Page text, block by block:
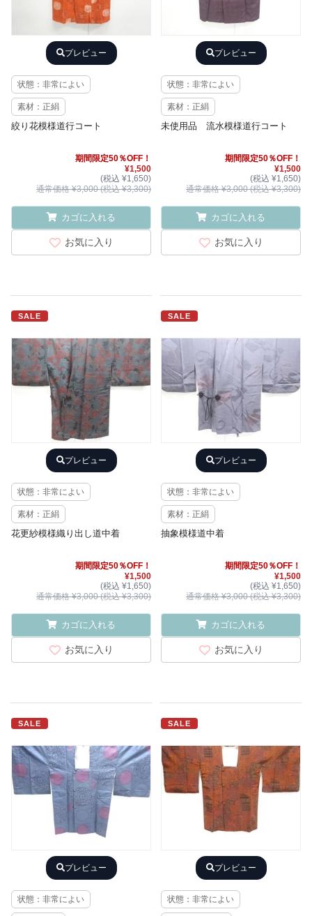
プレビュー
状態：非常によい
素材：正絹
絞り花模様道行コート
期間限定50％OFF！
¥1,500
(税込 ¥1,650)
通常価格 ¥3,000 (税込 ¥3,300)
カゴに入れる
お気に入り
プレビュー
状態：非常によい
素材：正絹
未使用品 流水模様道行コート
期間限定50％OFF！
¥1,500
(税込 ¥1,650)
通常価格 ¥3,000 (税込 ¥3,300)
カゴに入れる
お気に入り
SALE
プレビュー
状態：非常によい
素材：正絹
花更紗模様織り出し道中着
期間限定50％OFF！
¥1,500
(税込 ¥1,650)
通常価格 ¥3,000 (税込 ¥3,300)
カゴに入れる
お気に入り
SALE
プレビュー
状態：非常によい
素材：正絹
抽象模様道中着
期間限定50％OFF！
¥1,500
(税込 ¥1,650)
通常価格 ¥3,000 (税込 ¥3,300)
カゴに入れる
お気に入り
SALE
プレビュー
状態：非常によい
SALE
プレビュー
状態：非常によい